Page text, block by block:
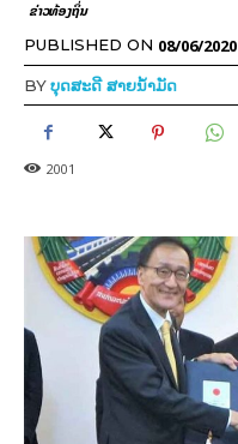
ຂ່າວທ້ອງຖິ່ນ
PUBLISHED ON 08/06/2020
BYບຸດສະດີ ສາຍນ້ຳມັດ
2001